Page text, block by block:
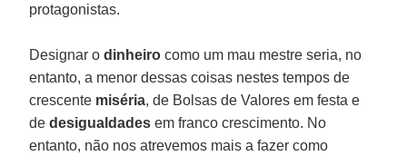
protagonistas.
Designar odinheiro como um mau mestre seria, no
entanto, a menor dessas coisas nestes tempos de
crescente miséria, de Bolsas de Valores em festa e
dedesigualdades em franco crescimento. No
entanto, não nos atrevemos mais a fazer como